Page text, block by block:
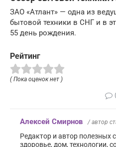
ЗАО «Атлант» — одна из
бытовой техники в СНГ и в
55 день рождения.
Рейтинг
( Пока оценок нет )
Алексей Смирнов / автор
Редактор и автор полезных
здоровье, дом, технологии,